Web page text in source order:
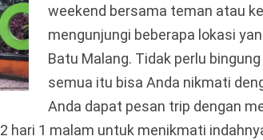
weekend bersama teman atau
mengunjungi beberapa lokasi
Batu Malang. Tidak perlu
semua itu bisa Anda nikmati
Anda dapat pesan trip dengan
hari 1 malam untuk menikmati